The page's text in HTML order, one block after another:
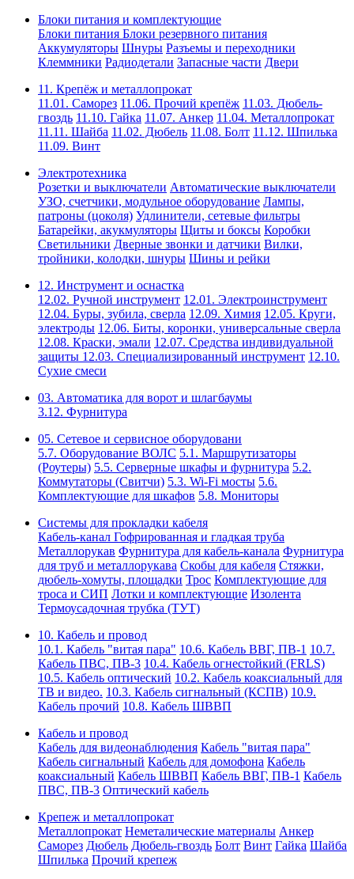
Блоки питания и комплектующие
Блоки питания Блоки резервного питания
Аккумуляторы Шнуры Разъемы и переходники
Клеммники Радиодетали Запасные части Двери
11. Крепёж и металлопрокат
11.01. Саморез 11.06. Прочий крепёж 11.03. Дюбель-
гвоздь 11.10. Гайка 11.07. Анкер 11.04. Металлопрокат
11.11. Шайба 11.02. Дюбель 11.08. Болт 11.12. Шпилька
11.09. Винт
Электротехника
Розетки и выключатели Автоматические выключатели
УЗО, счетчики, модульное оборудование Лампы,
патроны (цоколя) Удлинители, сетевые фильтры
Батарейки, акукмуляторы Щиты и боксы Коробки
Светильники Дверные звонки и датчики Вилки,
тройники, колодки, шнуры Шины и рейки
12. Инструмент и оснастка
12.02. Ручной инструмент 12.01. Электроинструмент
12.04. Буры, зубила, сверла 12.09. Химия 12.05. Круги,
электроды 12.06. Биты, коронки, универсальные сверла
12.08. Краски, эмали 12.07. Средства индивидуальной
защиты 12.03. Специализированный инструмент 12.10.
Сухие смеси
03. Автоматика для ворот и шлагбаумы
3.12. Фурнитура
05. Сетевое и сервисное оборудовани
5.7. Оборудование ВОЛС 5.1. Маршрутизаторы
(Роутеры) 5.5. Серверные шкафы и фурнитура 5.2.
Коммутаторы (Свитчи) 5.3. Wi-Fi мосты 5.6.
Комплектующие для шкафов 5.8. Мониторы
Системы для прокладки кабеля
Кабель-канал Гофрированная и гладкая труба
Металлорукав Фурнитура для кабель-канала Фурнитура
для труб и металлорукава Скобы для кабеля Стяжки,
дюбель-хомуты, площадки Трос Комплектующие для
троса и СИП Лотки и комплектующие Изолента
Термоусадочная трубка (ТУТ)
10. Кабель и провод
10.1. Кабель "витая пара" 10.6. Кабель ВВГ, ПВ-1 10.7.
Кабель ПВС, ПВ-3 10.4. Кабель огнестойкий (FRLS)
10.5. Кабель оптический 10.2. Кабель коаксиальный для
ТВ и видео. 10.3. Кабель сигнальный (КСПВ) 10.9.
Кабель прочий 10.8. Кабель ШВВП
Кабель и провод
Кабель для видеонаблюдения Кабель "витая пара"
Кабель сигнальный Кабель для домофона Кабель
коаксиальный Кабель ШВВП Кабель ВВГ, ПВ-1 Кабель
ПВС, ПВ-3 Оптический кабель
Крепеж и металлопрокат
Металлопрокат Неметалические материалы Анкер
Саморез Дюбель Дюбель-гвоздь Болт Винт Гайка Шайба
Шпилька Прочий крепеж